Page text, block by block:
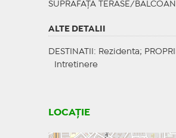
SUPRAFAȚĂ TERASE/
ALTE DETALII
DESTINATII : Rezidenta;
Intretinere
LOCAȚIE